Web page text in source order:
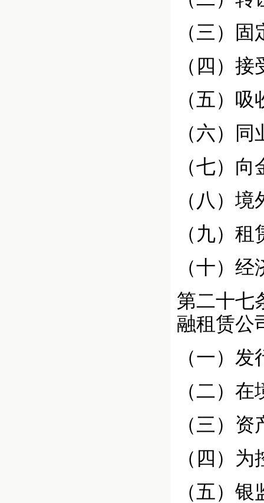
（三）
（四）
（五）
（六）
（七）
（八）
（九）
（十）
第二十七
融租赁公
（一）
（二）
（三）
（四）
（五）